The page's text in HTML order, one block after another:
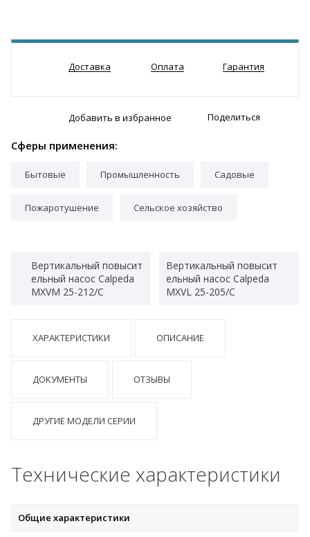
Доставка Оплата Гарантия
Добавить в избранное Поделиться
Сферы применения:
Бытовые Промышленность Садовые
Пожаротушение Сельское хозяйство
Вертикальный повысит
ельный насос Calpeda
MXVM 25-212/C
Вертикальный повысит
ельный насос Calpeda
MXVL 25-205/C
ХАРАКТЕРИСТИКИ ОПИСАНИЕ
ДОКУМЕНТЫ ОТЗЫВЫ
ДРУГИЕ МОДЕЛИ СЕРИИ
Технические характеристики
Общие характеристики